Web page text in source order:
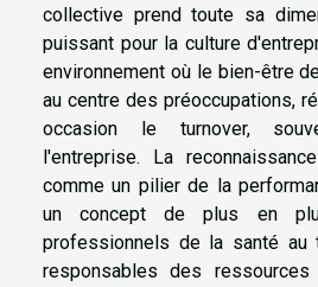
collective prend toute sa
puissant pour la culture
environnement où le bien-être
au centre des préoccupations,
occasion le turnover,
l'entreprise. La
comme un pilier de la
un concept de plus en
professionnels de la santé au
responsables des